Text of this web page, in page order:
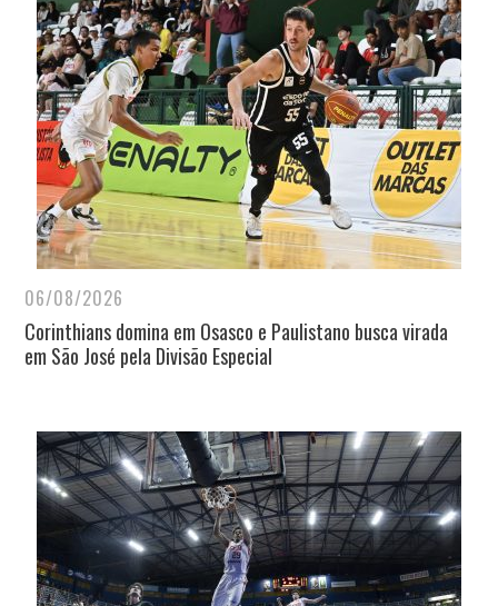
06/08/2026
Corinthians domina em Osasco e Paulistano busca virada
em São José pela Divisão Especial